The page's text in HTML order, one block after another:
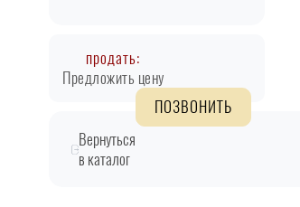
продать:
Предложить цену
ПОЗВОНИТЬ
Вернуться
в каталог